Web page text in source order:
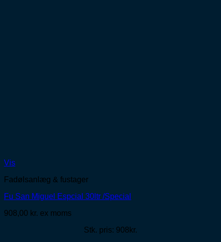
Vis
Fadølsanlæg & fustager
Fu San Miguel Espcial 30ltr /Special
908,00 kr. ex moms
Stk. pris: 908kr.